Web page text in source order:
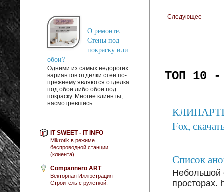
Следующее
ТОП 10 -
КЛИПАРТЫ:
Fox,
Список
Небольшой
просторах.
О ремонте.
Стены под
покраску или
обои?
Одними из самых недорогих
вариантов отделки стен по-
прежнему являются отделка
под обои либо обои под
покраску. Многие клиенты,
насмотревшись...
IT SWEET - IT INFO
Mikrotik в режиме
беспроводной станции
(клиента)
Compannero ART
Векторная Иллюстрация -
Строитель с рулеткой.